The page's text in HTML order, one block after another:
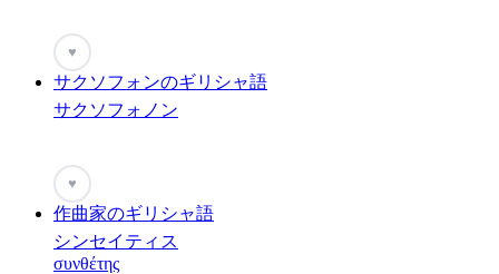
♥
サクソフォンのギリシャ語
サクソフォノン
♥
作曲家のギリシャ語
シンセイティス
συνθέτης